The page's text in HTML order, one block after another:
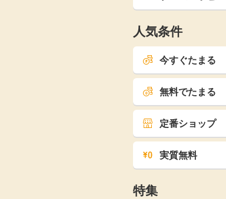
人気条件
今すぐたまる
無料でたまる
定番ショップ
実質無料
特集